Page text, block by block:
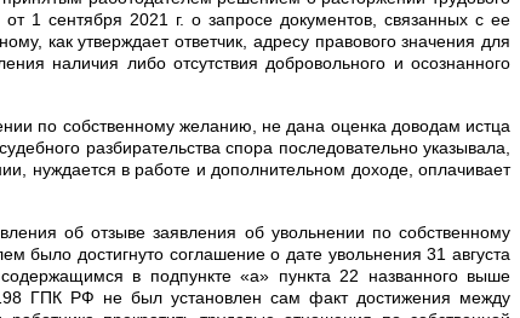
1 сентября 2021 г. о запросе документов, связанных с ее
как утверждает ответчик, адресу правового значения для
наличия либо отсутствия добровольного и осознанного
по собственному желанию, не дана оценка доводам истца
разбирательства спора последовательно указывала,
нуждается в работе и дополнительном доходе, оплачивает
об отзыве заявления об увольнении по собственному
было достигнуто соглашение о дате увольнения 31 августа
в подпункте «а» пункта 22 названного выше
ГПК РФ не был установлен сам факт достижения между